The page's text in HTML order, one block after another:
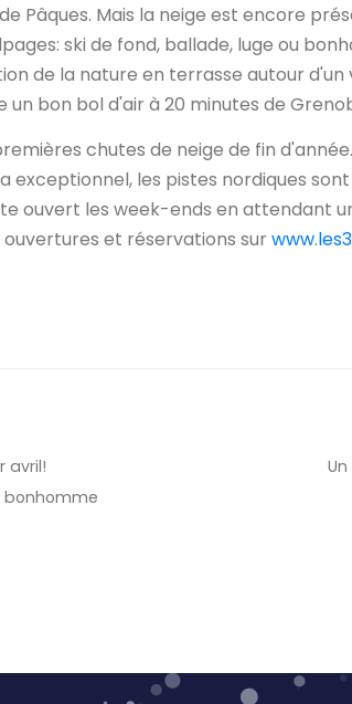
Pâques. Mais la neige est encore
ski de fond, ballade, luge ou
de la nature en terrasse autour d'un
bon bol d'air à 20 minutes de
chutes de neige de fin
les pistes nordiques
ouvert les week-ends en attendant
et réservations sur
avril!
bonhomme